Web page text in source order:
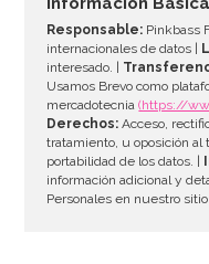
Responsable: Pinkbass
internacionales de datos |
interesado. |
Usamos Brevo como
mercadotecnia(https://
Derechos: Acceso,
tratamiento, u oposición al
portabilidad de los datos. |
información adicional y
Personales en nuestro